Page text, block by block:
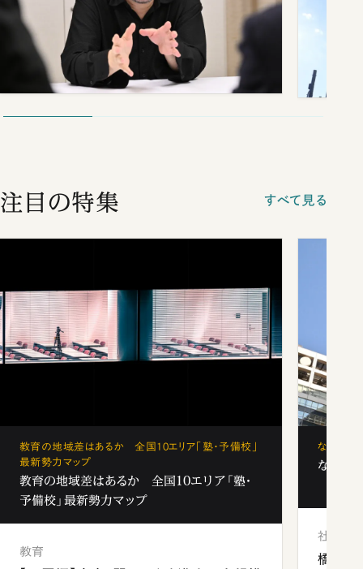
注目の特集 すべて見る
教育の地域差はあるか 全国10エリア「塾・予備校」
最新勢力マップ
教育の地域差はあるか 全国10エリア「塾・
予備校」最新勢力マップ
教育
なぜ「フ
なぜ「
社会
橋本愛